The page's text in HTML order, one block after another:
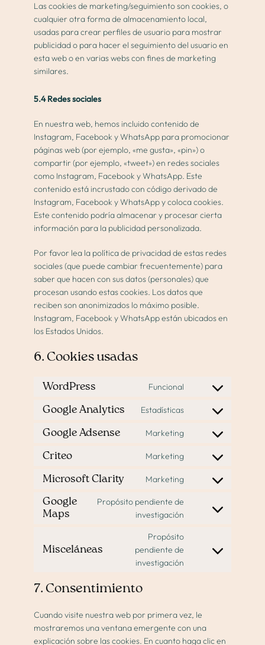
Las cookies de marketing/seguimiento son cookies, o
cualquier otra forma de almacenamiento local,
usadas para crear perfiles de usuario para mostrar
publicidad o para hacer el seguimiento del usuario en
esta web o en varias webs con fines de marketing
similares.
5.4 Redes sociales
En nuestra web, hemos incluido contenido de
Instagram, Facebook y WhatsApp para promocionar
páginas web (por ejemplo, «me gusta», «pin») o
compartir (por ejemplo, «tweet») en redes sociales
como Instagram, Facebook y WhatsApp. Este
contenido está incrustado con código derivado de
Instagram, Facebook y WhatsApp y coloca cookies.
Este contenido podría almacenar y procesar cierta
información para la publicidad personalizada.
Por favor lea la política de privacidad de estas redes
sociales (que puede cambiar frecuentemente) para
saber que hacen con sus datos (personales) que
procesan usando estas cookies. Los datos que
reciben son anonimizados lo máximo posible.
Instagram, Facebook y WhatsApp están ubicados en
los Estados Unidos.
6. Cookies usadas
WordPress Funcional
Consent
wordpress
Google Analytics Estadísticas
Consent
google-
Google Adsense Marketing
Consent
google-
Criteo Marketing
Consent
criteo
Microsoft Clarity Marketing
Consent
clarity
Google
Maps
Propósito pendiente de
investigaciónConsent
service
google-
maps
Misceláneas
Propósito
pendiente de
investigación
Consent
to
7. Consentimiento
Cuando visite nuestra web por primera vez, le
mostraremos una ventana emergente con una
explicación sobre las cookies. En cuanto haga clic en